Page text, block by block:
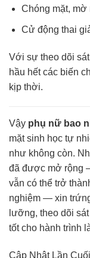
Chóng mặt, mờ
Cử động thai
Với sự theo dõi
hầu hết các biến
kịp thời.
Vậy phụ nữ bao
mặt sinh học tự
như không còn.
đã được mở rộng
vẫn có thể trở
nghiệm — xin
lưỡng, theo dõi
tốt cho hành trình
Cập Nhật Lần